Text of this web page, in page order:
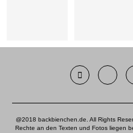
@2018 backbienchen.de. All Rights
Rechte an den Texten und Fotos liegen